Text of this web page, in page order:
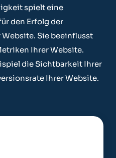
spielt eine
den Erfolg der
Sie beeinflusst
Ihrer Website.
die Sichtbarkeit Ihrer
Ihrer Website.